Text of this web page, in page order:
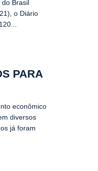
do Brasil
o Diário
PARA
econômico
diversos
já foram